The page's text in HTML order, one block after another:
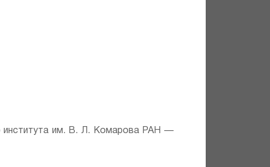
института им. В. Л. Комарова РАН —